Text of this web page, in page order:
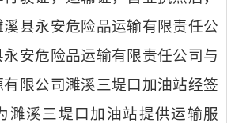
县永安危险品运输有限责任公
安危险品运输有限责任公司与
限公司濉溪三堤口加油站经签
濉溪三堤口加油站提供运输服